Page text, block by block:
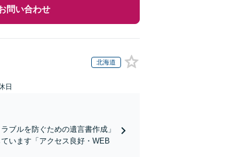
問い合わせ
北海道
日
ブルを防ぐための遺言書作成」
います「アクセス良好・WEB